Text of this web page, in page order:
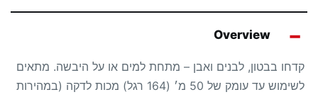
Overview
קדחו בבטון, לבנים ואבן – מתחת למים או על היבשה. מתאים
לשימוש עד עומק של 50 מ׳ (164 רגל) מכות לדקה (במהירות